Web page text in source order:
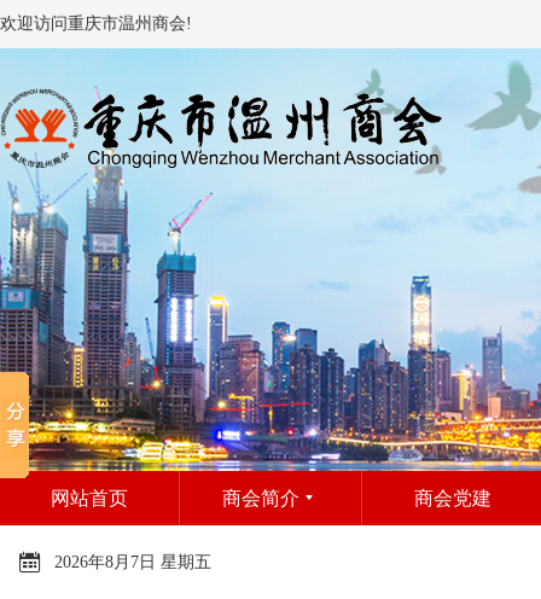
欢迎访问重庆市温州商会!
网站首页 商会简介 商会党建
2026年8月7日 星期五